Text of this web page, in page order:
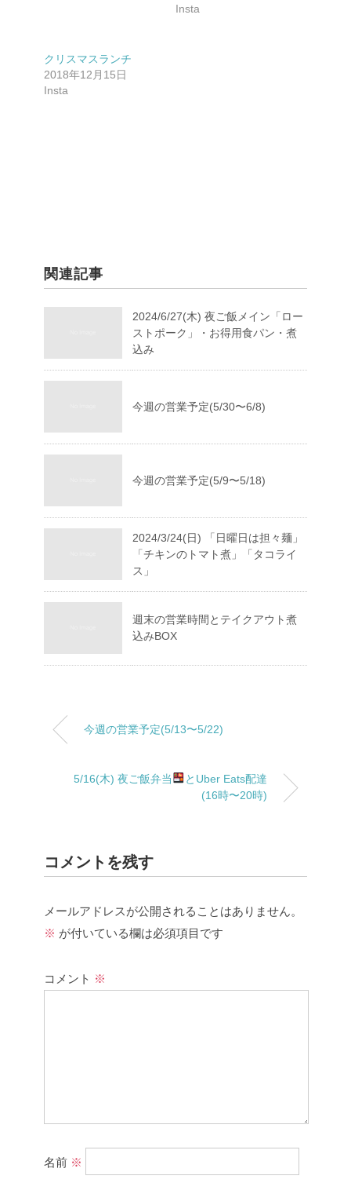
Insta
クリスマスランチ
2018年12月15日
Insta
関連記事
2024/6/27(木) 夜ご飯メイン「ロー
ストポーク」・お得用食パン・煮
込み
今週の営業予定(5/30〜6/8)
今週の営業予定(5/9〜5/18)
2024/3/24(日) 「日曜日は担々麺」
「チキンのトマト煮」「タコライ
ス」
週末の営業時間とテイクアウト煮
込みBOX
今週の営業予定(5/13〜5/22)
5/16(木) 夜ご飯弁当
とUber Eats配達
(16時〜20時)
コメントを残す
メールアドレスが公開されることはありません。
※ が付いている欄は必須項目です
コメント ※
名前 ※